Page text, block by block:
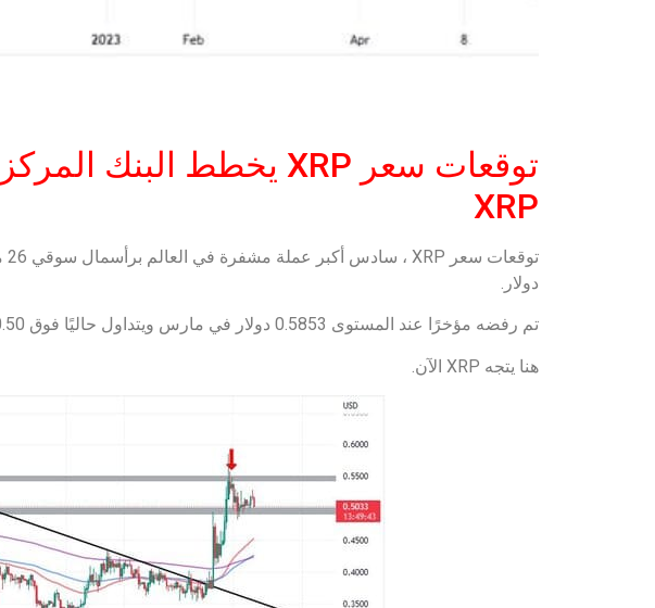
XRP
دولار.
تم رفضه مؤخرًا عند المستوى 0.5853 دولار في مارس ويتداول حاليًا فوق 0.50 دولار.
هنا يتجه XRP الآن.